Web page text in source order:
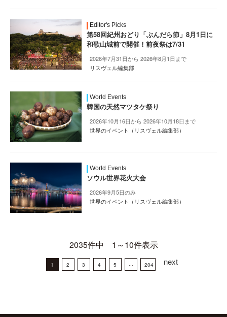
Editor's Picks
第58回紀州おどり「ぶんだら節」8月1日に
和歌山城前で開催！前夜祭は7/31
2026年7月31日から 2026年8月1日まで
リスヴェル編集部
World Events
韓国の天然マツタケ祭り
2026年10月16日から 2026年10月18日まで
世界のイベント（リスヴェル編集部）
World Events
ソウル世界花火大会
2026年9月5日のみ
世界のイベント（リスヴェル編集部）
2035件中 1～10件表示
1 2 3 4 5 ··· 204 next